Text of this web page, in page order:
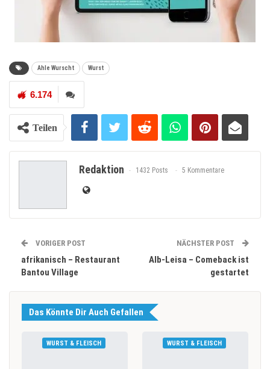
Ahle Wurscht Wurst
6.174
Teilen
Redaktion 1432 Posts 5 Kommentare
VORIGER POST
afrikanisch – Restaurant
Bantou Village
NÄCHSTER POST
Alb-Leisa – Comeback ist
gestartet
Das Könnte Dir Auch Gefallen
WURST & FLEISCH WURST & FLEISCH